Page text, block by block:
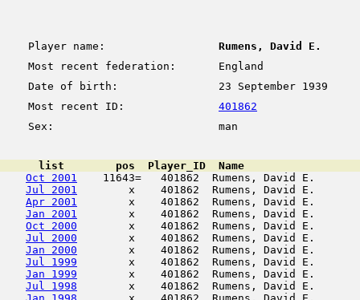
Player name:
Rumens, David E.
Most recent federation:
England
Date of birth:
23 September 1939
Most recent ID:
401862
Sex:
man
list        pos  Player_ID  Name
Oct 2001
11643=   401862  Rumens, David E.
Jul 2001
x    401862  Rumens, David E.
Apr 2001
x    401862  Rumens, David E.
Jan 2001
x    401862  Rumens, David E.
Oct 2000
x    401862  Rumens, David E.
Jul 2000
x    401862  Rumens, David E.
Jan 2000
x    401862  Rumens, David E.
Jul 1999
x    401862  Rumens, David E.
Jan 1999
x    401862  Rumens, David E.
Jul 1998
x    401862  Rumens, David E.